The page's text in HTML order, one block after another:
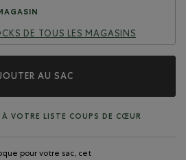
DE TOUS LES MAGASINS
AU SAC
VOTRE LISTE COUPS DE CŒUR
pour votre sac, cet